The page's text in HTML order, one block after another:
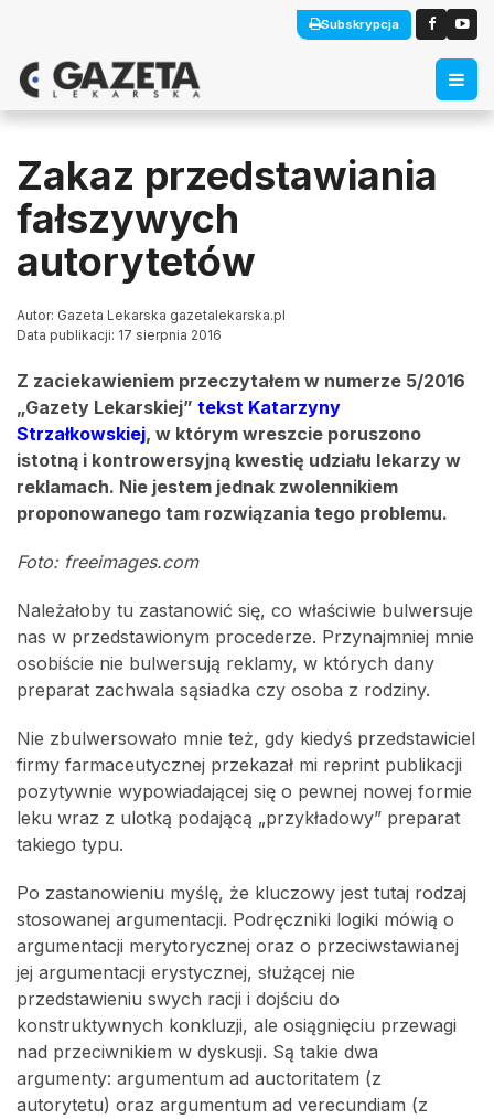
Subskrypcja
Zakaz przedstawiania
fałszywych
autorytetów
Autor: Gazeta Lekarska gazetalekarska.pl
Data publikacji: 17 sierpnia 2016
Z zaciekawieniem przeczytałem w numerze 5/2016
„Gazety Lekarskiej” tekst Katarzyny
Strzałkowskiej, w którym wreszcie poruszono
istotną i kontrowersyjną kwestię udziału lekarzy w
reklamach. Nie jestem jednak zwolennikiem
proponowanego tam rozwiązania tego problemu.
Foto: freeimages.com
Należałoby tu zastanowić się, co właściwie bulwersuje
nas w przedstawionym procederze. Przynajmniej mnie
osobiście nie bulwersują reklamy, w których dany
preparat zachwala sąsiadka czy osoba z rodziny.
Nie zbulwersowało mnie też, gdy kiedyś przedstawiciel
firmy farmaceutycznej przekazał mi reprint publikacji
pozytywnie wypowiadającej się o pewnej nowej formie
leku wraz z ulotką podającą „przykładowy” preparat
takiego typu.
Po zastanowieniu myślę, że kluczowy jest tutaj rodzaj
stosowanej argumentacji. Podręczniki logiki mówią o
argumentacji merytorycznej oraz o przeciwstawianej
jej argumentacji erystycznej, służącej nie
przedstawieniu swych racji i dojściu do
konstruktywnych konkluzji, ale osiągnięciu przewagi
nad przeciwnikiem w dyskusji. Są takie dwa
argumenty: argumentum ad auctoritatem (z
autorytetu) oraz argumentum ad verecundiam (z